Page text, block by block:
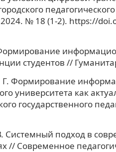
2024. № 18 (1-2). https://
студентов //
Формирование
университета как
государственного
Системный подход в
// Современное